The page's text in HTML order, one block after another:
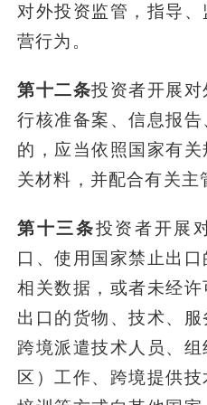
对外投资监管，指导
营行为。
第十二条投资者开展
行核准备案、信息报
的，应当依照国家有
关材料，并配合有关主
第十三条投资者开展
口、使用国家禁止出
相关数据，或者未经
出口的货物、技术、
跨境派遣技术人员、
区）工作、跨境提供